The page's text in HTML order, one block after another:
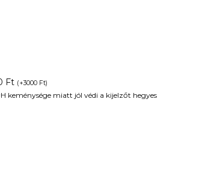
Ft (+3000 Ft)
keménysége miatt jól védi a kijelzőt hegyes